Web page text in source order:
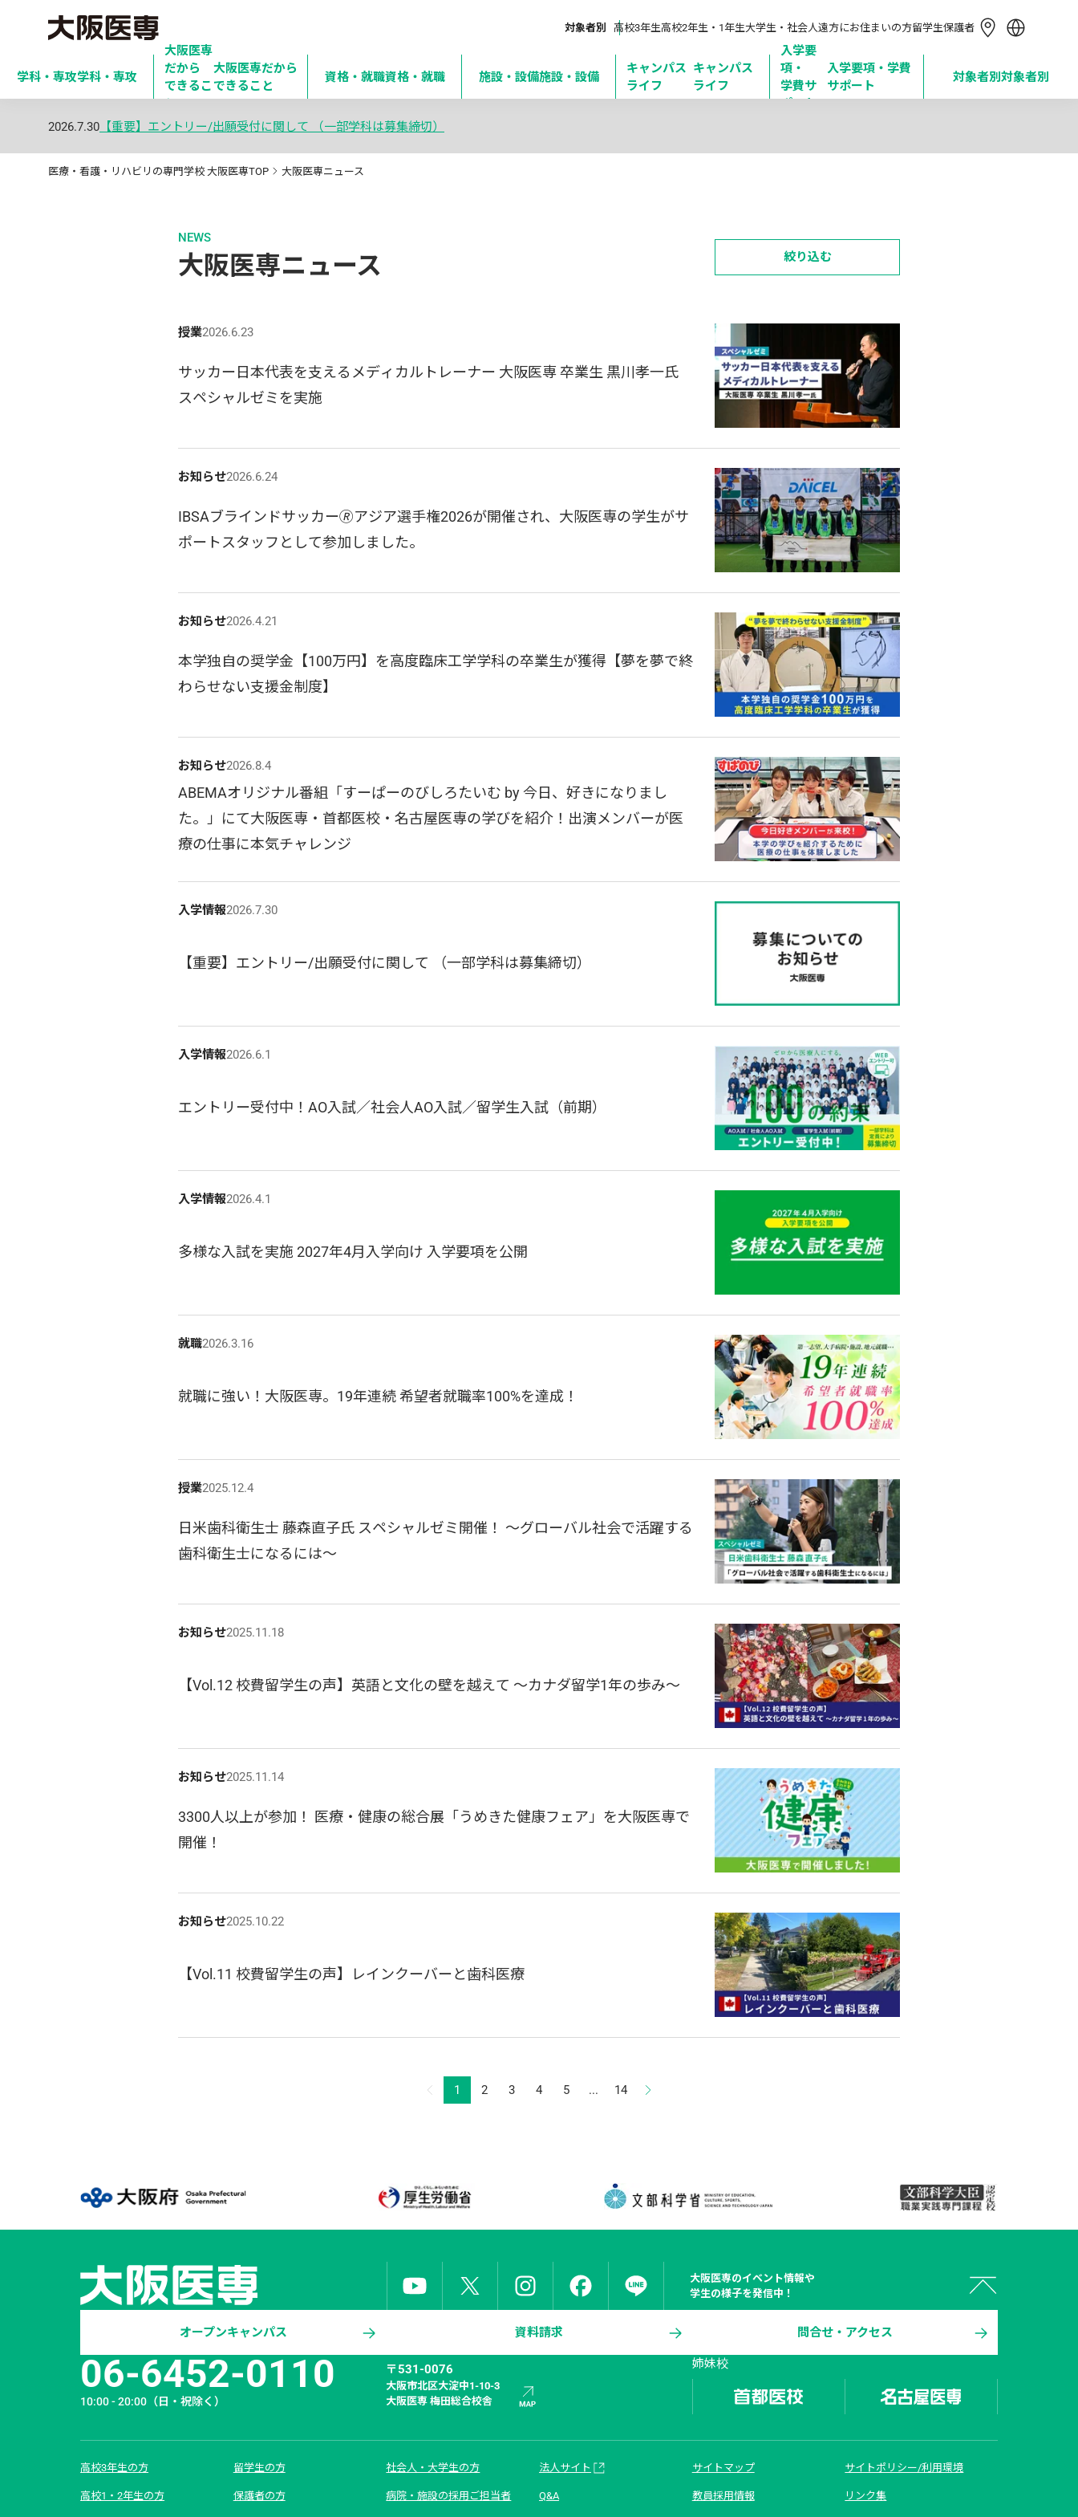
対象者別 高校3年生高校2年生・1年生大学生・社会人遠方にお住まいの方留学生保護者
简体中文
繁體中文
Tiếng Việt
Bahasa Indonesia
学科・専攻学科・専攻
大阪医専
だから
できるこ
と
大阪医専だから
できること
資格・就職資格・就職 施設・設備施設・設備
キャンパス
ライフ
キャンパス
ライフ
入学要
項・
学費サ
ポート
入学要項・学費
サポート
対象者別 対象者別
2026.7.30 【重要】エントリー/出願受付に関して （一部学科は募集締切）
医療・看護・リハビリの専門学校 大阪医専TOP 大阪医専ニュース
NEWS
大阪医専ニュース 絞り込む
授業2026.6.23
サッカー日本代表を支えるメディカルトレーナー 大阪医専 卒業生 黒川孝一氏
スペシャルゼミを実施
お知らせ2026.6.24
IBSAブラインドサッカー🄬アジア選手権2026が開催され、大阪医専の学生がサ
ポートスタッフとして参加しました。
お知らせ2026.4.21
本学独自の奨学金【100万円】を高度臨床工学学科の卒業生が獲得【夢を夢で終
わらせない支援金制度】
お知らせ2026.8.4
ABEMAオリジナル番組「すーぱーのびしろたいむ by 今日、好きになりまし
た。」にて大阪医専・首都医校・名古屋医専の学びを紹介！出演メンバーが医
療の仕事に本気チャレンジ
入学情報2026.7.30
【重要】エントリー/出願受付に関して （一部学科は募集締切）
入学情報2026.6.1
エントリー受付中！AO入試／社会人AO入試／留学生入試（前期）
入学情報2026.4.1
多様な入試を実施 2027年4月入学向け 入学要項を公開
就職2026.3.16
就職に強い！大阪医専。19年連続 希望者就職率100%を達成！
授業2025.12.4
日米歯科衛生士 藤森直子氏 スペシャルゼミ開催！ ～グローバル社会で活躍する
歯科衛生士になるには～
お知らせ2025.11.18
【Vol.12 校費留学生の声】英語と文化の壁を越えて 〜カナダ留学1年の歩み〜
お知らせ2025.11.14
3300人以上が参加！ 医療・健康の総合展「うめきた健康フェア」を大阪医専で
開催！
お知らせ2025.10.22
【Vol.11 校費留学生の声】レインクーバーと歯科医療
1 2 3 4 5 ... 14
大阪医専のイベント情報や
学生の様子を発信中！
オープンキャンパス 資料請求 問合せ・アクセス
06-6452-0110
10:00 - 20:00 （日・祝除く）
〒531-0076
大阪市北区大淀中1-10-3
大阪医専 梅田総合校舎
姉妹校
高校3年生の方
高校1・2年生の方
留学生の方
保護者の方
社会人・大学生の方
病院・施設の採用ご担当者
法人サイト
Q&A
サイトマップ
教員採用情報
サイトポリシー/利用環境
リンク集